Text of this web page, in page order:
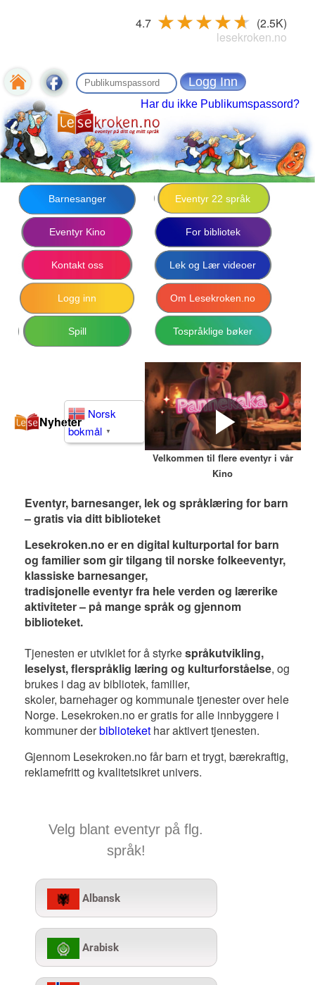
(2.5K)
4.7
lesekroken.no
Har du ikke Publikumspassord?
Barnesanger Eventyr 22 språk
Eventyr Kino For bibliotek
Kontakt oss Lek og Lær videoer
Logg inn Om Lesekroken.no
Spill Tospråklige bøker
Nyheter Norsk
bokmål
▼
Velkommen til flere eventyr i vår
Kino
Eventyr, barnesanger, lek og språklæring for barn
– gratis via ditt biblioteket
Lesekroken.no er en digital kulturportal for barn
og familier som gir tilgang til norske folkeeventyr,
klassiske barnesanger,
tradisjonelle eventyr fra hele verden og lærerike
aktiviteter – på mange språk og gjennom
biblioteket.
Tjenesten er utviklet for å styrkespråkutvikling,
leselyst, flerspråklig læring og kulturforståelse, og
brukes i dag av bibliotek, familier,
skoler, barnehager og kommunale tjenester over hele
Norge. Lesekroken.no er gratis for alle innbyggere i
kommuner derbiblioteket har aktivert tjenesten.
Gjennom Lesekroken.no får barn et trygt, bærekraftig,
reklamefritt og kvalitetsikret univers.
Velg blant eventyr på flg.
språk!
Albansk
Arabisk